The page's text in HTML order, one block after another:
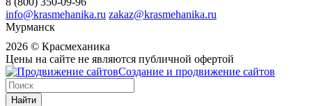
info@krasmehanika.ru zakaz@krasmehanika.ru
Мурманск
2026 © Красмеханика
Цены на сайте не являются публичной офертой
Создание и продвижение сайтов
Найти